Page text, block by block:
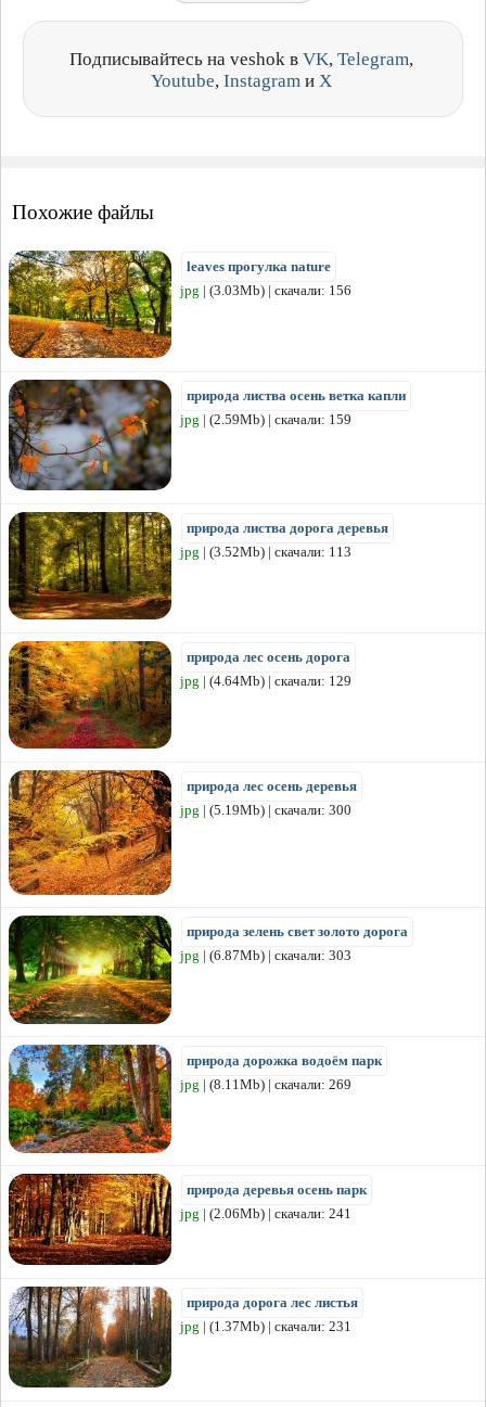
Подписывайтесь на veshok в VK, Telegram,
Youtube, Instagram и X
Похожие файлы
leaves прогулка nature
jpg | (3.03Mb) | скачали: 156
природа листва осень ветка капли
jpg | (2.59Mb) | скачали: 159
природа листва дорога деревья
jpg | (3.52Mb) | скачали: 113
природа лес осень дорога
jpg | (4.64Mb) | скачали: 129
природа лес осень деревья
jpg | (5.19Mb) | скачали: 300
природа зелень свет золото дорога
jpg | (6.87Mb) | скачали: 303
природа дорожка водоём парк
jpg | (8.11Mb) | скачали: 269
природа деревья осень парк
jpg | (2.06Mb) | скачали: 241
природа дорога лес листья
jpg | (1.37Mb) | скачали: 231